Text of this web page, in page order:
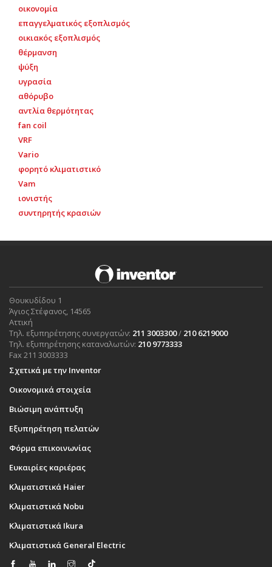
οικονομία
επαγγελματικός εξοπλισμός
οικιακός εξοπλισμός
θέρμανση
ψύξη
υγρασία
αθόρυβο
αντλία θερμότητας
fan coil
VRF
Vario
φορητό κλιματιστικό
Vam
ιονιστής
συντηρητής κρασιών
Θουκυδίδου 1
Άγιος Στέφανος, 14565
Αττική
Τηλ. εξυπηρέτησης συνεργατών: 211 3003300/ 210 6219000
Τηλ. εξυπηρέτησης καταναλωτών: 210 9773333
Fax 211 3003333
Σχετικά με την Inventor
Οικονομικά στοιχεία
Βιώσιμη ανάπτυξη
Εξυπηρέτηση πελατών
Φόρμα επικοινωνίας
Ευκαιρίες καριέρας
Κλιματιστικά Haier
Κλιματιστικά Nobu
Κλιματιστικά Ikura
Κλιματιστικά General Electric